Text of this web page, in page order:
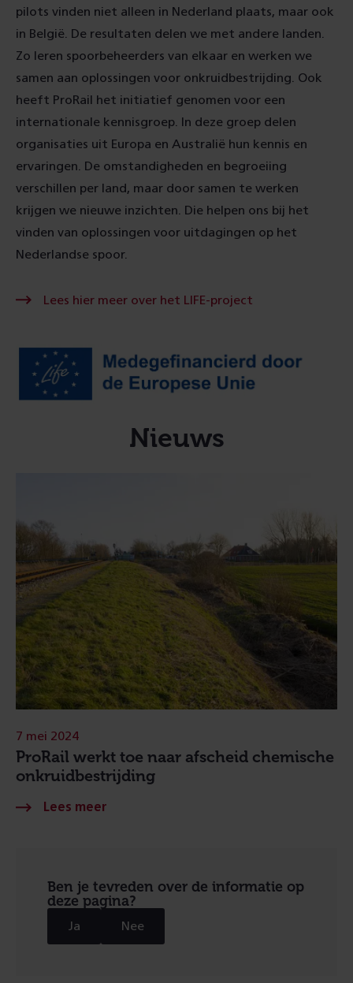
pilots vinden niet alleen in Nederland plaats, maar ook
in België. De resultaten delen we met andere landen.
Zo leren spoorbeheerders van elkaar en werken we
samen aan oplossingen voor onkruidbestrijding. Ook
heeft ProRail het initiatief genomen voor een
internationale kennisgroep. In deze groep delen
organisaties uit Europa en Australië hun kennis en
ervaringen. De omstandigheden en begroeiing
verschillen per land, maar door samen te werken
krijgen we nieuwe inzichten. Die helpen ons bij het
vinden van oplossingen voor uitdagingen op het
Nederlandse spoor.
Lees hier meer over het LIFE-project
LIFE-
Nieuws
ProRail werkt toe naar afscheid chemische
onkruidbestrijding
7 mei 2024
Ben je tevreden over de informatie op
deze pagina?
Ja Nee